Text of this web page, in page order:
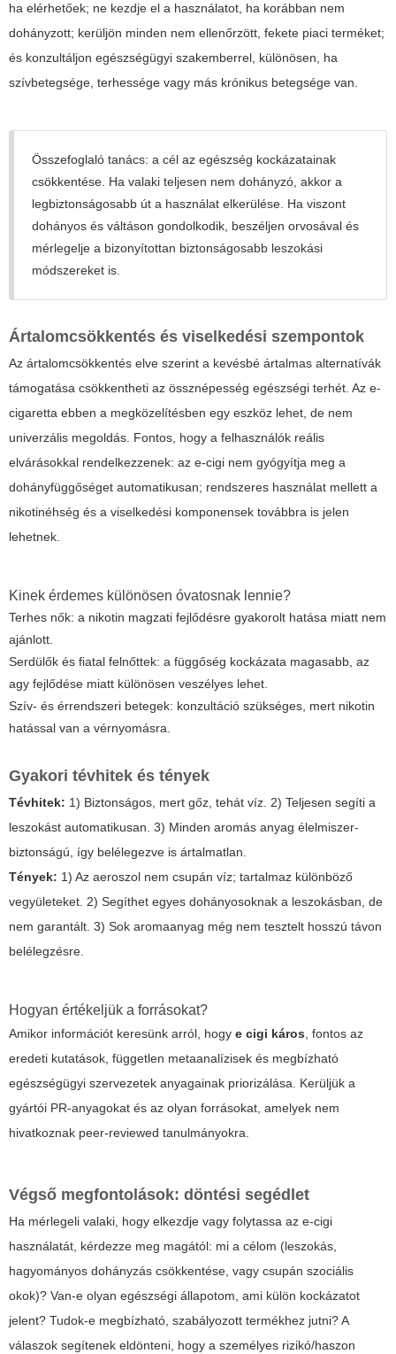
ha elérhetőek; ne kezdje el a használatot, ha korábban nem
dohányzott; kerüljön minden nem ellenőrzött, fekete piaci terméket;
és konzultáljon egészségügyi szakemberrel, különösen, ha
szívbetegsége, terhessége vagy más krónikus betegsége van.
Összefoglaló tanács: a cél az egészség kockázatainak
csökkentése. Ha valaki teljesen nem dohányzó, akkor a
legbiztonságosabb út a használat elkerülése. Ha viszont
dohányos és váltáson gondolkodik, beszéljen orvosával és
mérlegelje a bizonyítottan biztonságosabb leszokási
módszereket is.
Ártalomcsökkentés és viselkedési szempontok
Az ártalomcsökkentés elve szerint a kevésbé ártalmas alternatívák
támogatása csökkentheti az össznépesség egészségi terhét. Az e-
cigaretta ebben a megközelítésben egy eszköz lehet, de nem
univerzális megoldás. Fontos, hogy a felhasználók reális
elvárásokkal rendelkezzenek: az e-cigi nem gyógyítja meg a
dohányfüggőséget automatikusan; rendszeres használat mellett a
nikotinéhség és a viselkedési komponensek továbbra is jelen
lehetnek.
Kinek érdemes különösen óvatosnak lennie?
Terhes nők: a nikotin magzati fejlődésre gyakorolt hatása miatt nem
ajánlott.
Serdülők és fiatal felnőttek: a függőség kockázata magasabb, az
agy fejlődése miatt különösen veszélyes lehet.
Szív- és érrendszeri betegek: konzultáció szükséges, mert nikotin
hatással van a vérnyomásra.
Gyakori tévhitek és tények
Tévhitek: 1) Biztonságos, mert gőz, tehát víz. 2) Teljesen segíti a
leszokást automatikusan. 3) Minden aromás anyag élelmiszer-
biztonságú, így belélegezve is ártalmatlan.
Tények: 1) Az aeroszol nem csupán víz; tartalmaz különböző
vegyületeket. 2) Segíthet egyes dohányosoknak a leszokásban, de
nem garantált. 3) Sok aromaanyag még nem tesztelt hosszú távon
belélegzésre.
Hogyan értékeljük a forrásokat?
Amikor információt keresünk arról, hogy e cigi káros, fontos az
eredeti kutatások, független metaanalízisek és megbízható
egészségügyi szervezetek anyagainak priorizálása. Kerüljük a
gyártói PR-anyagokat és az olyan forrásokat, amelyek nem
hivatkoznak peer-reviewed tanulmányokra.
Végső megfontolások: döntési segédlet
Ha mérlegeli valaki, hogy elkezdje vagy folytassa az e-cigi
használatát, kérdezze meg magától: mi a célom (leszokás,
hagyományos dohányzás csökkentése, vagy csupán szociális
okok)? Van-e olyan egészségi állapotom, ami külön kockázatot
jelent? Tudok-e megbízható, szabályozott termékhez jutni? A
válaszok segítenek eldönteni, hogy a személyes rizikó/haszon